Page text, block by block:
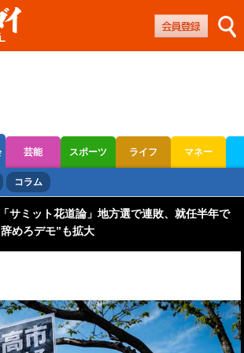
芸能 スポーツ ライフ マネー
オートレース
コラム
サミット花道論」地方選で連敗、就任半年で
めろデモ”も拡大